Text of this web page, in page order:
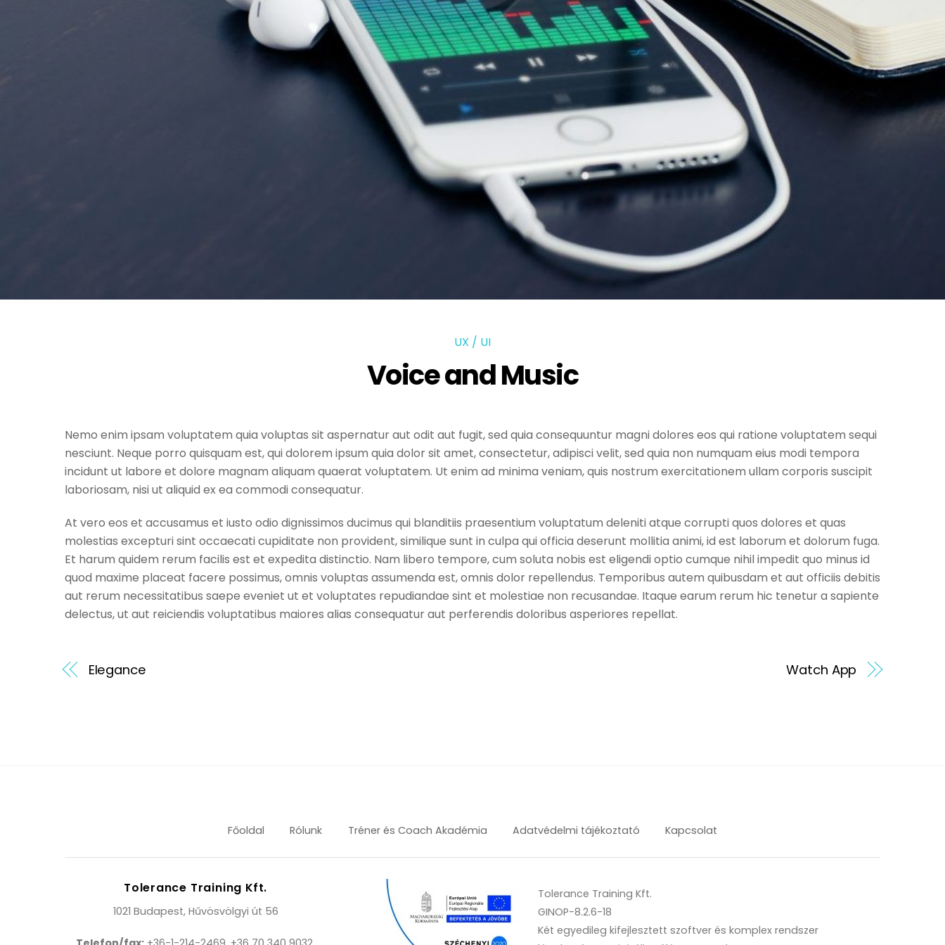
UX / UI
Voice and Music
Nemo enim ipsam voluptatem quia voluptas sit aspernatur aut odit aut fugit, sed quia consequuntur magni dolores eos qui ratione voluptatem sequi
nesciunt. Neque porro quisquam est, qui dolorem ipsum quia dolor sit amet, consectetur, adipisci velit, sed quia non numquam eius modi tempora
incidunt ut labore et dolore magnam aliquam quaerat voluptatem. Ut enim ad minima veniam, quis nostrum exercitationem ullam corporis suscipit
laboriosam, nisi ut aliquid ex ea commodi consequatur.
At vero eos et accusamus et iusto odio dignissimos ducimus qui blanditiis praesentium voluptatum deleniti atque corrupti quos dolores et quas
molestias excepturi sint occaecati cupiditate non provident, similique sunt in culpa qui officia deserunt mollitia animi, id est laborum et dolorum fuga.
Et harum quidem rerum facilis est et expedita distinctio. Nam libero tempore, cum soluta nobis est eligendi optio cumque nihil impedit quo minus id
quod maxime placeat facere possimus, omnis voluptas assumenda est, omnis dolor repellendus. Temporibus autem quibusdam et aut officiis debitis
aut rerum necessitatibus saepe eveniet ut et voluptates repudiandae sint et molestiae non recusandae. Itaque earum rerum hic tenetur a sapiente
delectus, ut aut reiciendis voluptatibus maiores alias consequatur aut perferendis doloribus asperiores repellat.
Elegance Watch App
Főoldal Rólunk Tréner és Coach Akadémia Adatvédelmi tájékoztató Kapcsolat
Tolerance Training Kft.
1021 Budapest, Hűvösvölgyi út 56
Tolerance Training Kft.
GINOP-8.2.6-18
Két egyedileg kifejlesztett szoftver és komplex rendszer